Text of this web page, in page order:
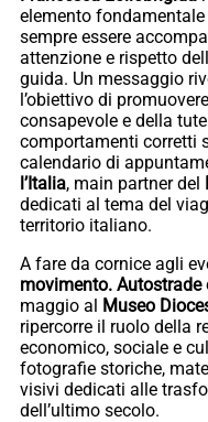
elemento
sempre essere
attenzione e rispetto
guida. Un messaggio
l’obiettivo di
consapevole e della
comportamenti corretti
calendario di
l’Italia, main partner del
dedicati al tema del
territorio italiano.
A fare da cornice agli
movimento. Autostrade
maggio al Museo
ripercorre il ruolo della
economico, sociale e
fotografie storiche,
visivi dedicati alle
dell’ultimo secolo.